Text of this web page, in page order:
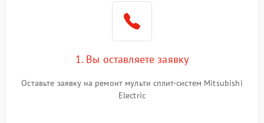
1. Вы оставляете заявку
Оставьте заявку на ремонт мульти сплит-систем Mitsubishi
Electric